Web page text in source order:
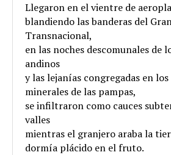
Llegaron en el vientre de
blandiendo las banderas del
Transnacional,
en las noches descomunales de
andinos
y las lejanías congregadas en
minerales de las pampas,
se infiltraron como cauces
valles
mientras el granjero araba la
dormía plácido en el fruto.